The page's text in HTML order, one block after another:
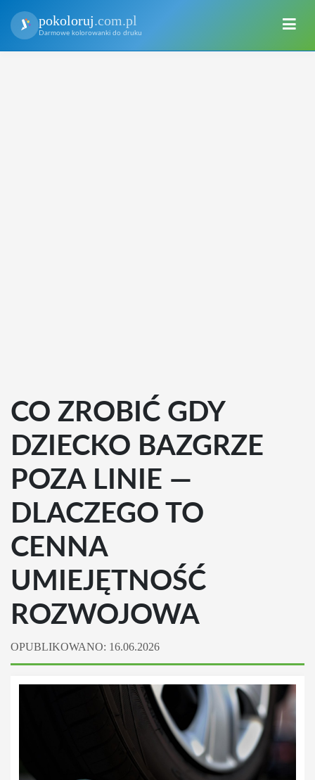
pokoloruj.com.pl
Darmowe kolorowanki do druku
CO ZROBIĆ GDY
DZIECKO BAZGRZE
POZA LINIE —
DLACZEGO TO
CENNA
UMIEJĘTNOŚĆ
ROZWOJOWA
OPUBLIKOWANO: 16.06.2026